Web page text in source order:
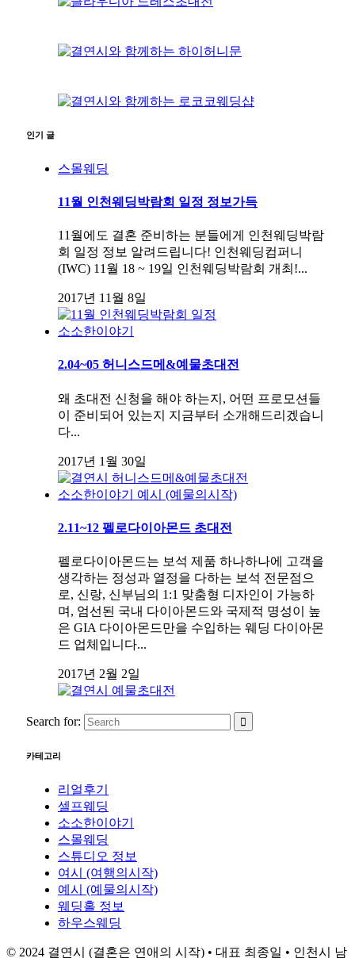
인기 글
스몰웨딩
11월 인천웨딩박람회 일정 정보가득
11월에도 결혼 준비하는 분들에게 인천웨딩박람
회 일정 정보 알려드립니다! 인천웨딩컴퍼니
(IWC) 11월 18 ~ 19일 인천웨딩박람회 개최!...
2017년 11월 8일
소소한이야기
2.04~05 허니스드메&예물초대전
왜 초대전 신청을 해야 하는지, 어떤 프로모션들
이 준비되어 있는지 지금부터 소개해드리겠습니
다...
2017년 1월 30일
소소한이야기 예시 (예물의시작)
2.11~12 펠로다이아몬드 초대전
펠로다이아몬드는 보석 제품 하나하나에 고객을
생각하는 정성과 열정을 다하는 보석 전문점으
로, 신랑, 신부님의 1:1 맞춤형 디자인이 가능하
며, 엄선된 국내 다이아몬드와 국제적 명성이 높
은 GIA 다이아몬드만을 수입하는 웨딩 다이아몬
드 업체입니다...
2017년 2월 2일
Search for:
카테고리
리얼후기
셀프웨딩
소소한이야기
스몰웨딩
스튜디오 정보
여시 (여행의시작)
예시 (예물의시작)
웨딩홀 정보
하우스웨딩
© 2024 결연시 (결혼은 연애의 시작) • 대표 최종일 • 인천시 남